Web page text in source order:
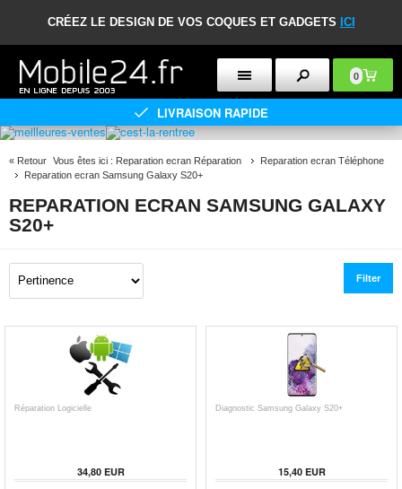
CRÉEZ LE DESIGN DE VOS COQUES ET GADGETS ICI
0
LIVRAISON RAPIDE
« Retour Vous êtes ici : Reparation ecran Réparation
Reparation ecran Téléphone
Reparation ecran Samsung Galaxy S20+
REPARATION ECRAN SAMSUNG GALAXY
S20+
Filter
Réparation Logicielle
34,80 EUR
Diagnostic Samsung Galaxy S20+
15,40 EUR